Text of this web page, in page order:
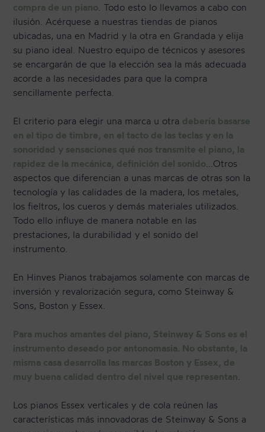
compra de un piano . Todo esto lo llevamos a cabo con
ilusión. Acérquese a nuestras tiendas de pianos
ubicadas, una en Madrid y la otra en Grandada y elija
su piano ideal. Nuestro equipo de técnicos y asesores
se encargarán de que la elección sea la más adecuada
acorde a las necesidades para que la compra
sencillamente perfecta.
El criterio para elegir una marca u otra debería basarse
en el tipo de timbre, en el tacto de las teclas y en la
sonoridad y sensaciones qué nos transmite el piano, la
rapidez de la mecánica, definición del sonido …Otros
aspectos que diferencian a unas marcas de otras son la
tecnología y las calidades de la madera, los metales,
los fieltros, los cueros y demás materiales utilizados.
Todo ello influye de manera notable en las
prestaciones, la durabilidad y el sonido del
instrumento.
En Hinves Pianos trabajamos solamente con marcas de
inversión y revalorización segura, como Steinway &
Sons, Boston y Essex.
Para muchos amantes del piano, Steinway & Sons es el
instrumento deseado por antonomasia. No obstante, la
misma casa desarrolla las marcas Boston y Essex, de
muy buena calidad dentro del nivel que representan
Los pianos Essex verticales y de cola reúnen las
características más innovadoras de Steinway & Sons a